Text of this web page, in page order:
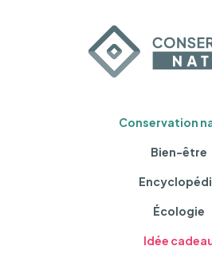
Conservation
Bien-être
Écologie
Idée